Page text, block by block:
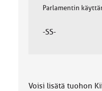
Parlamentin
-SS-
Voisi lisätä tuohon